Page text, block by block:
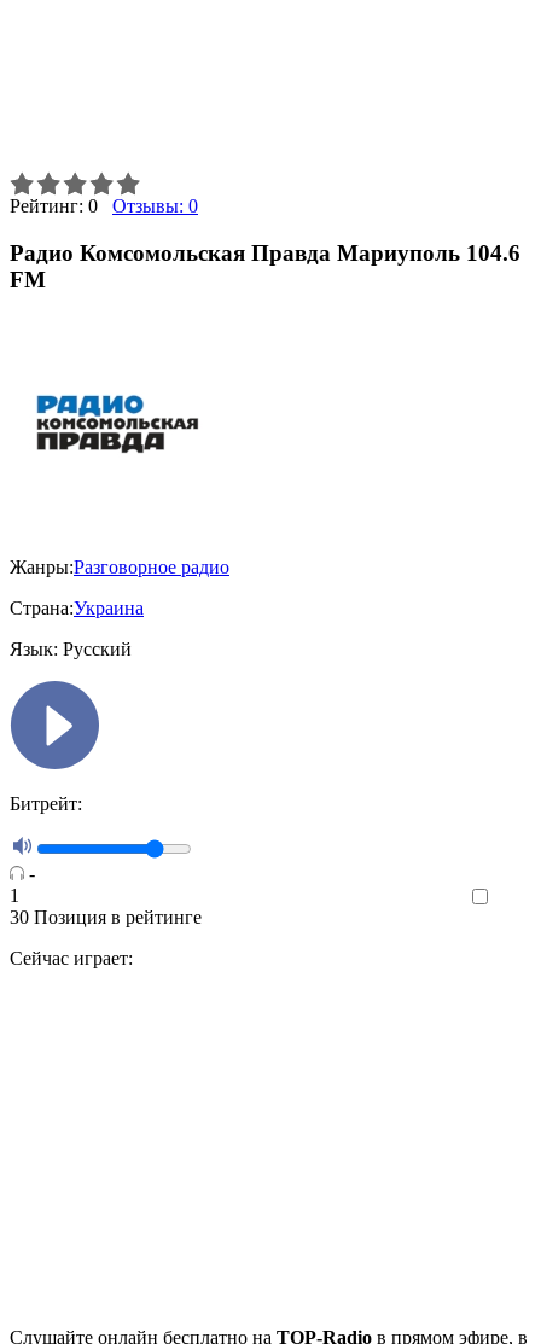
Рейтинг: 0 Отзывы: 0
Радио Комсомольская Правда Мариуполь 104.6
FM
Жанры:Разговорное радио
Страна:Украина
Язык: Русский
Битрейт:
-
1
30 Позиция в рейтинге
Сейчас играет:
Cлушайте онлайн бесплатно на TOP-Radio в прямом эфире, в